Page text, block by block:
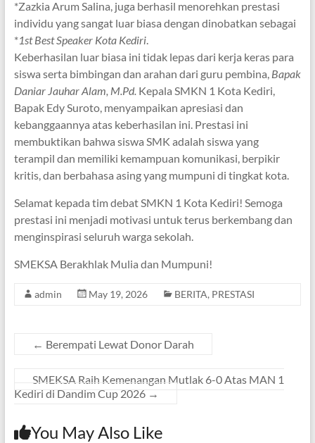
*Zazkia Arum Salina, juga berhasil menorehkan prestasi
individu yang sangat luar biasa dengan dinobatkan sebagai
*1st Best Speaker Kota Kediri.
Keberhasilan luar biasa ini tidak lepas dari kerja keras para
siswa serta bimbingan dan arahan dari guru pembina, Bapak
Daniar Jauhar Alam, M.Pd.Kepala SMKN 1 Kota Kediri,
Bapak Edy Suroto, menyampaikan apresiasi dan
kebanggaannya atas keberhasilan ini. Prestasi ini
membuktikan bahwa siswa SMK adalah siswa yang
terampil dan memiliki kemampuan komunikasi, berpikir
kritis, dan berbahasa asing yang mumpuni di tingkat kota.
Selamat kepada tim debat SMKN 1 Kota Kediri! Semoga
prestasi ini menjadi motivasi untuk terus berkembang dan
menginspirasi seluruh warga sekolah.
SMEKSA Berakhlak Mulia dan Mumpuni!
admin May 19, 2026 BERITA, PRESTASI
← Berempati Lewat Donor Darah
SMEKSA Raih Kemenangan Mutlak 6-0 Atas MAN 1
Kediri di Dandim Cup 2026 →
You May Also Like